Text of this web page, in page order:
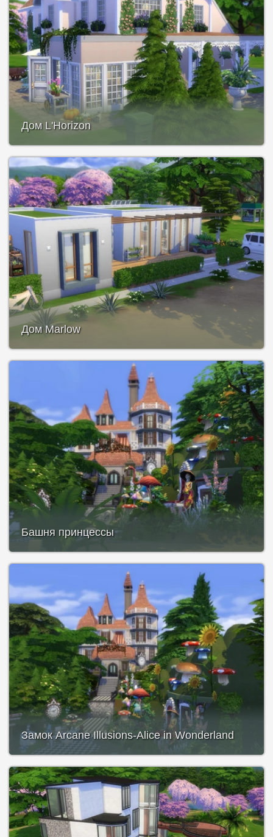
Дом L'Horizon
Дом Marlow
Башня принцессы
Замок Arcane Illusions-Alice in Wonderland